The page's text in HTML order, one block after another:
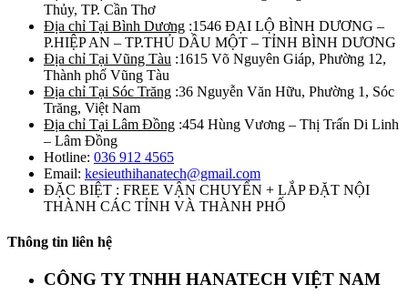
Thủy, TP. Cần Thơ
Địa chỉ Tại Bình Dương :1546 ĐẠI LỘ BÌNH DƯƠNG –
P.HIỆP AN – TP.THỦ DẦU MỘT – TỈNH BÌNH DƯƠNG
Địa chỉ Tại Vũng Tàu :1615 Võ Nguyên Giáp, Phường 12,
Thành phố Vũng Tàu
Địa chỉ Tại Sóc Trăng :36 Nguyễn Văn Hữu, Phường 1, Sóc
Trăng, Việt Nam
Địa chỉ Tại Lâm Đồng :454 Hùng Vương – Thị Trấn Di Linh
– Lâm Đồng
Hotline: 036 912 4565
Email: kesieuthihanatech@gmail.com
ĐẶC BIỆT : FREE VẬN CHUYỂN + LẮP ĐẶT NỘI
THÀNH CÁC TỈNH VÀ THÀNH PHỐ
Thông tin liên hệ
CÔNG TY TNHH HANATECH VIỆT NAM